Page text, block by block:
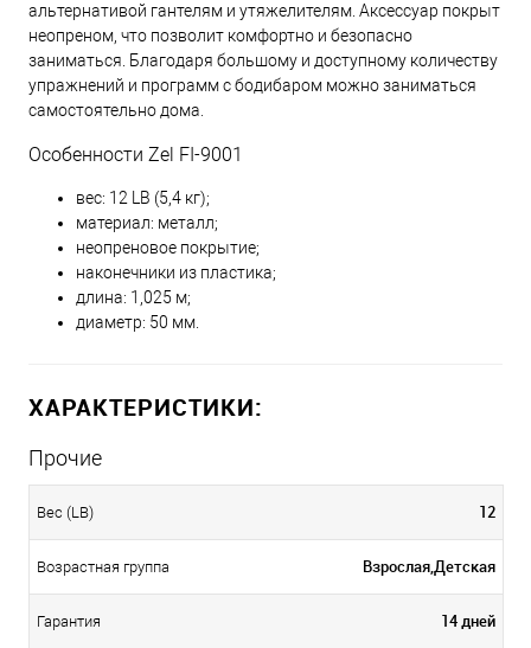
альтернативой гантелям и утяжелителям. Аксессуар покрыт
неопреном, что позволит комфортно и безопасно
заниматься. Благодаря большому и доступному количеству
упражнений и программ с бодибаром можно заниматься
самостоятельно дома.
Особенности Zel FI-9001
вес: 12 LB (5,4 кг);
материал: металл;
неопреновое покрытие;
наконечники из пластика;
длина: 1,025 м;
диаметр: 50 мм.
ХАРАКТЕРИСТИКИ:
Прочие
Вес (LB) 12
Возрастная группа Взрослая,Детская
Гарантия 14 дней